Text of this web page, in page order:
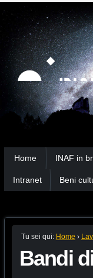
Strumenti
personali
Salta
contenuti.
|
Salta
alla
navigazione
Ricerca
avanzata…
Home INAF in
Intranet Beni
Tu sei qui: Home ›
Bandi